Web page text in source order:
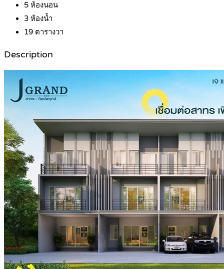
5 ห้องนอน
3 ห้องน้ำ
19 ตารางวา
Description